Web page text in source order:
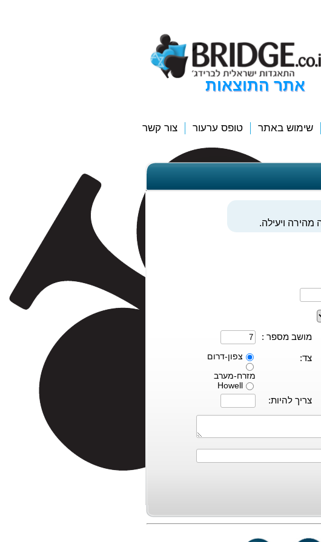
אתר התוצאות
שימוש באתר טופס ערעור צור קשר
ויעילה.
מושב מספר :
צד:
צפון-דרום
מזרח-מערב
Howell
צריך להיות: